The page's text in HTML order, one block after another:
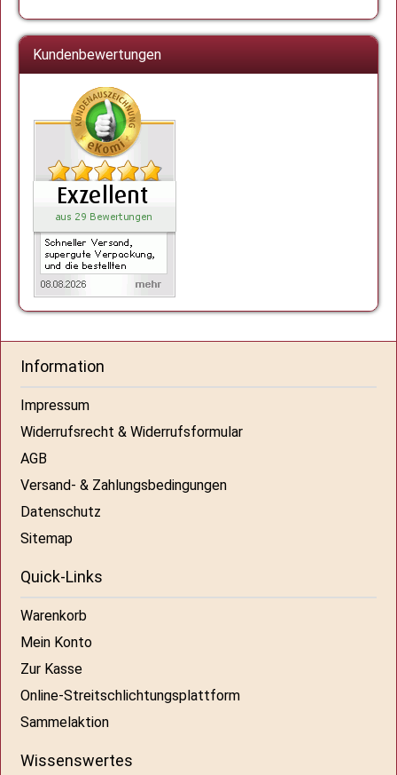
Kundenbewertungen
Information
Impressum
Widerrufsrecht & Widerrufsformular
AGB
Versand- & Zahlungsbedingungen
Datenschutz
Sitemap
Quick-Links
Warenkorb
Mein Konto
Zur Kasse
Online-Streitschlichtungsplattform
Sammelaktion
Wissenswertes